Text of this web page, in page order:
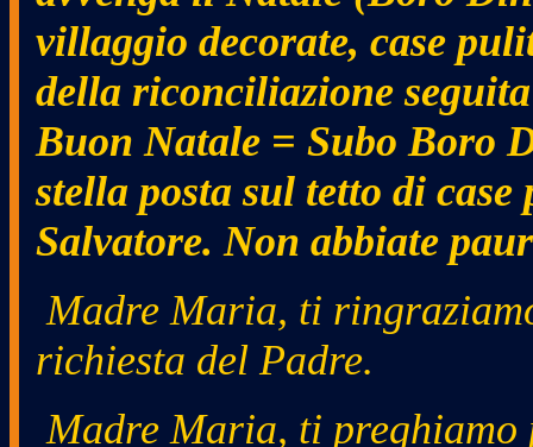
villaggio decorate, case
della riconciliazione
Buon Natale = Subo Boro
stella posta sul tetto di
Salvatore. Non abbiate
Madre Maria, ti
richiesta del Padre.
Madre Maria, ti preghiamo